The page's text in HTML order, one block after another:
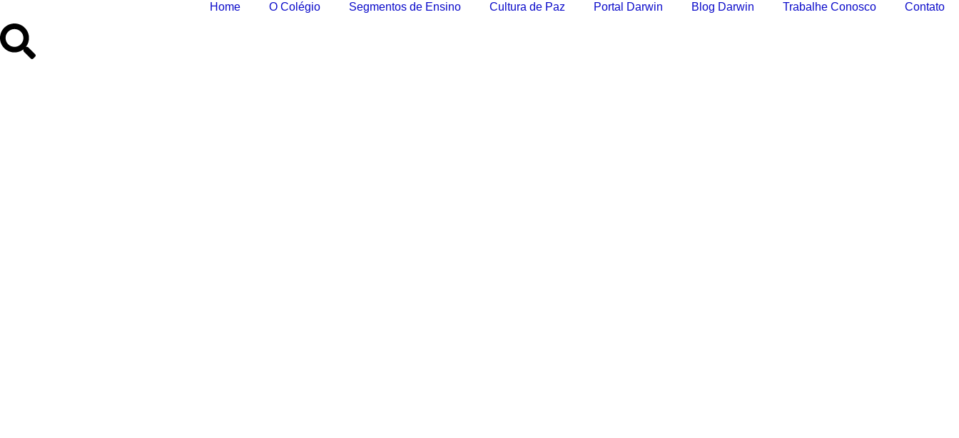
Home O Colégio Segmentos de Ensino Cultura de Paz Portal Darwin Blog Darwin Trabalhe Conosco Contato